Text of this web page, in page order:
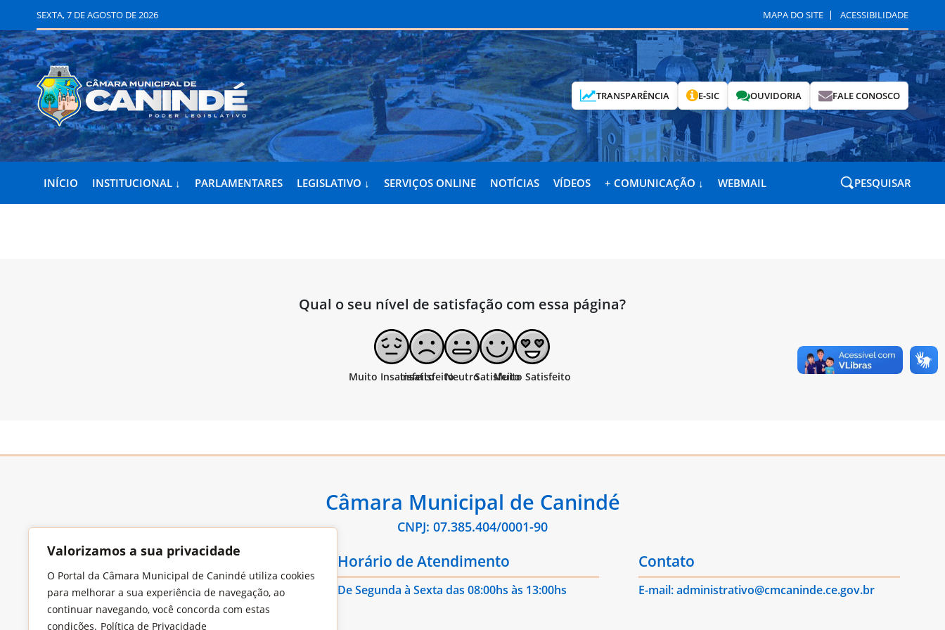
Valorizamos a sua privacidade
O Portal da Câmara Municipal de Canindé utiliza cookies
para melhorar a sua experiência de navegação, ao
continuar navegando, você concorda com estas
condições. Política de Privacidade
SEXTA, 7 DE AGOSTO DE 2026 MAPA DO SITE ACESSIBILIDADE
TRANSPARÊNCIA E-SIC OUVIDORIA FALE CONOSCO
INÍCIO INSTITUCIONAL ↓ PARLAMENTARES LEGISLATIVO ↓ SERVIÇOS ONLINE NOTÍCIAS VÍDEOS + COMUNICAÇÃO ↓ WEBMAIL PESQUISAR
Qual o seu nível de satisfação com essa página?
Câmara Municipal de Canindé
CNPJ: 07.385.404/0001-90
Endereço
Largo Francisco Xavier de Medeiros, S/N,
Imaculada Conceição, CEP: 62.700-000 –
Canindé/CE
Horário de Atendimento
De Segunda à Sexta das 08:00hs às 13:00hs
Contato
E-mail: administrativo@cmcaninde.ce.gov.br